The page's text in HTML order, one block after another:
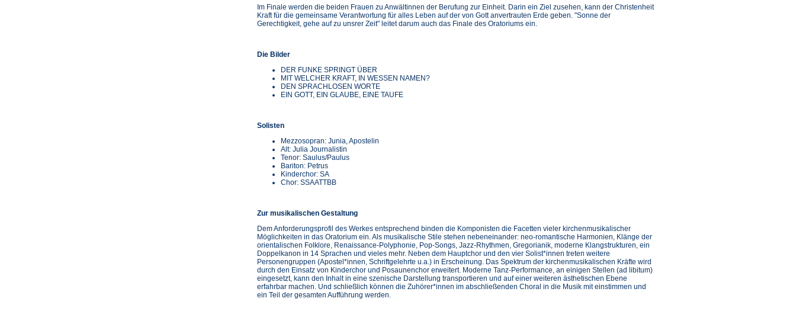
Im Finale werden die beiden Frauen zu Anwältinnen der Berufung zur Einheit. Darin ein Ziel zusehen, kann der Christenheit
Kraft für die gemeinsame Verantwortung für alles Leben auf der von Gott anvertrauten Erde geben. "Sonne der
Gerechtigkeit, gehe auf zu unsrer Zeit" leitet darum auch das Finale des Oratoriums ein.
Die Bilder
DER FUNKE SPRINGT ÜBER
MIT WELCHER KRAFT, IN WESSEN NAMEN?
DEN SPRACHLOSEN WORTE
EIN GOTT, EIN GLAUBE, EINE TAUFE
Solisten
Mezzosopran: Junia, Apostelin
Alt: Julia Journalistin
Tenor: Saulus/Paulus
Bariton: Petrus
Kinderchor: SA
Chor: SSAATTBB
Zur musikalischen Gestaltung
Dem Anforderungsprofil des Werkes entsprechend binden die Komponisten die Facetten vieler kirchenmusikalischer
Möglichkeiten in das Oratorium ein. Als musikalische Stile stehen nebeneinander: neo-romantische Harmonien, Klänge der
orientalischen Folklore, Renaissance-Polyphonie, Pop-Songs, Jazz-Rhythmen, Gregorianik, moderne Klangstrukturen, ein
Doppelkanon in 14 Sprachen und vieles mehr. Neben dem Hauptchor und den vier Solist*innen treten weitere
Personengruppen (Apostel*innen, Schriftgelehrte u.a.) in Erscheinung. Das Spektrum der kirchenmusikalischen Kräfte wird
durch den Einsatz von Kinderchor und Posaunenchor erweitert. Moderne Tanz-Performance, an einigen Stellen (ad libitum)
eingesetzt, kann den Inhalt in eine szenische Darstellung transportieren und auf einer weiteren ästhetischen Ebene
erfahrbar machen. Und schließlich können die Zuhörer*innen im abschließenden Choral in die Musik mit einstimmen und
ein Teil der gesamten Aufführung werden.